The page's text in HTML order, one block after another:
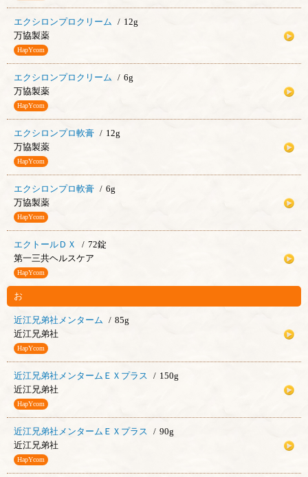
エクシロンプロクリーム
12g
万協製薬
HapYcom
エクシロンプロクリーム
6g
万協製薬
HapYcom
エクシロンプロ軟膏
12g
万協製薬
HapYcom
エクシロンプロ軟膏
6g
万協製薬
HapYcom
エクトールＤＸ
72錠
第一三共ヘルスケア
HapYcom
お
近江兄弟社メンターム
85g
近江兄弟社
HapYcom
近江兄弟社メンタームＥＸプラス
150g
近江兄弟社
HapYcom
近江兄弟社メンタームＥＸプラス
90g
近江兄弟社
HapYcom